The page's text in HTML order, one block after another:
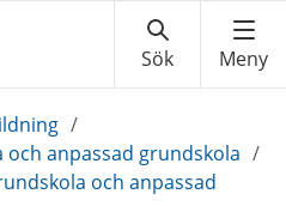
/
och anpassad grundskola /
och anpassad